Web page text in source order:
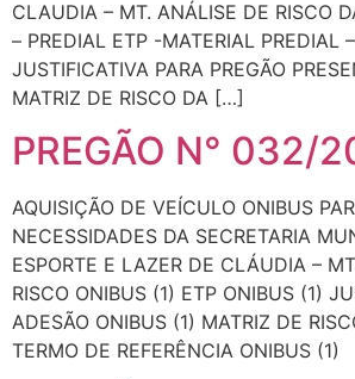
CLAUDIA – MT. ANÁLISE DE RISCO
– PREDIAL ETP -MATERIAL PREDIAL
JUSTIFICATIVA PARA PREGÃO
MATRIZ DE RISCO DA […]
PREGÃO N° 032/
AQUISIÇÃO DE VEÍCULO ONIBUS
NECESSIDADES DA SECRETARIA
ESPORTE E LAZER DE CLÁUDIA –
RISCO ONIBUS (1) ETP ONIBUS (1)
ADESÃO ONIBUS (1) MATRIZ DE
TERMO DE REFERÊNCIA ONIBUS (1)